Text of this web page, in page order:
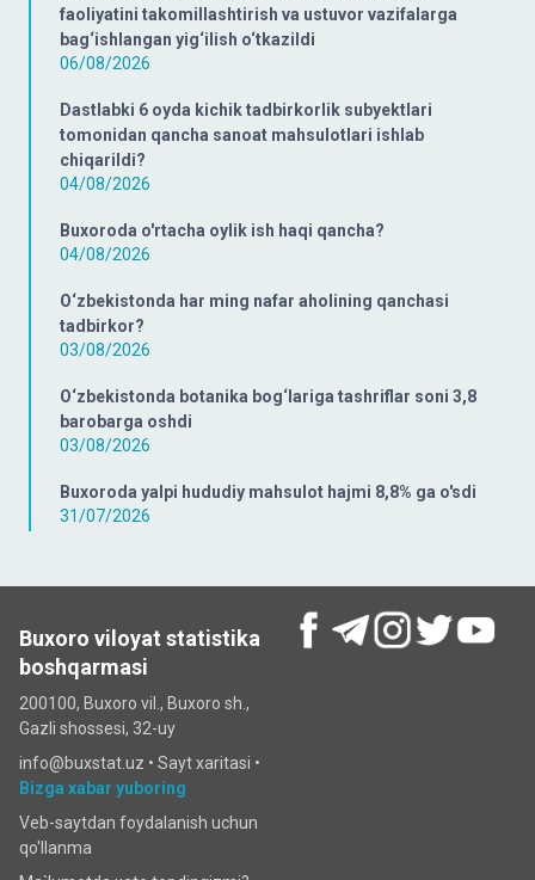
faoliyatini takomillashtirish va ustuvor vazifalarga
bag‘ishlangan yig‘ilish o‘tkazildi
06/08/2026
Dastlabki 6 oyda kichik tadbirkorlik subyektlari
tomonidan qancha sanoat mahsulotlari ishlab
chiqarildi?
04/08/2026
Buxoroda o'rtacha oylik ish haqi qancha?
04/08/2026
O‘zbekistonda har ming nafar aholining qanchasi
tadbirkor?
03/08/2026
O‘zbekistonda botanika bog‘lariga tashriflar soni 3,8
barobarga oshdi
03/08/2026
Buxoroda yalpi hududiy mahsulot hajmi 8,8% ga o'sdi
31/07/2026
Buxoro viloyat statistika
boshqarmasi
200100, Buxoro vil., Buxoro sh.,
Gazli shossesi, 32-uy
info@buxstat.uz • Sayt xaritasi •
Bizga xabar yuboring
Veb-saytdan foydalanish uchun
qo'llanma